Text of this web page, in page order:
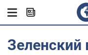
Зеленский